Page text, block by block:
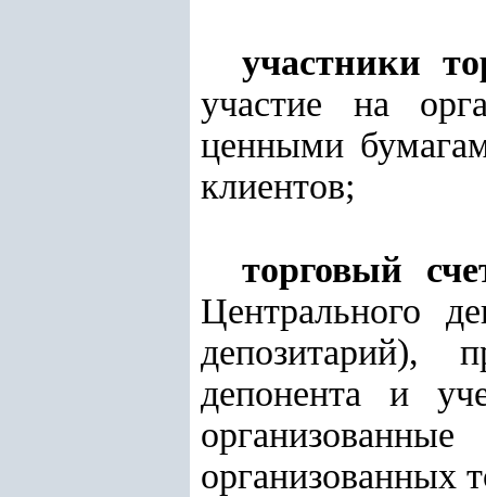
участники
участие на
ценными
клиентов;
торговый
Центрального
депозитарий),
депонента и
организованных